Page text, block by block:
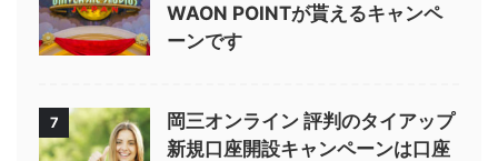
WAON POINTが貰えるキャンペ
ーンです
7
岡三オンライン 評判のタイアップ
新規口座開設キャンペーンは口座